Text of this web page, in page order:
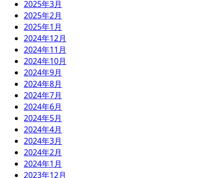
2025年3月
2025年2月
2025年1月
2024年12月
2024年11月
2024年10月
2024年9月
2024年8月
2024年7月
2024年6月
2024年5月
2024年4月
2024年3月
2024年2月
2024年1月
2023年12月